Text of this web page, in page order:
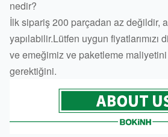
nedir?
İlk sipariş 200 parçadan az değildir,
yapılabilir.Lütfen uygun fiyatlarımızı
ve emeğimiz ve paketleme
gerektiğini.